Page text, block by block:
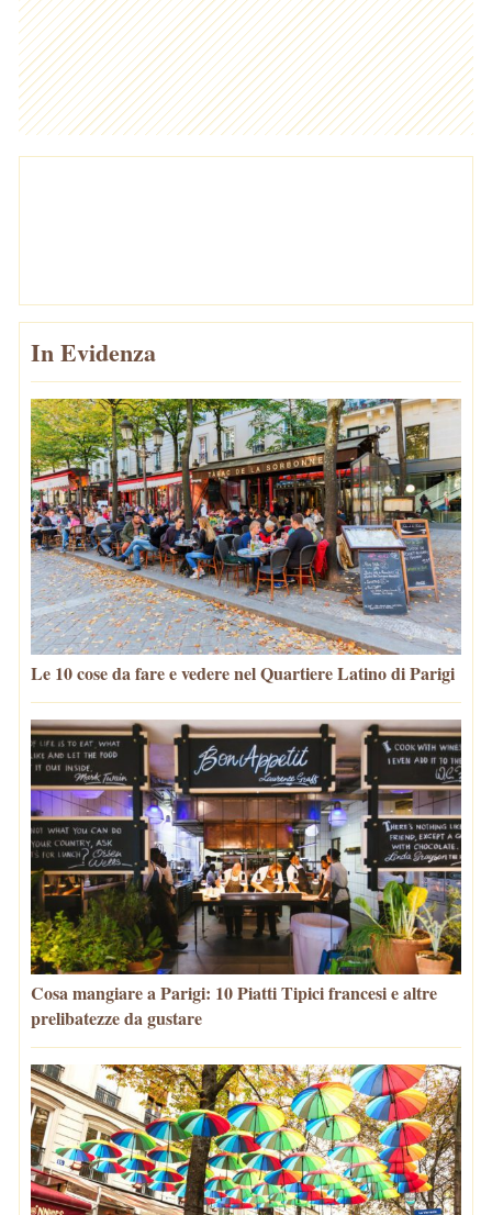
In Evidenza
Le 10 cose da fare e vedere nel Quartiere Latino di Parigi
Cosa mangiare a Parigi: 10 Piatti Tipici francesi e altre
prelibatezze da gustare